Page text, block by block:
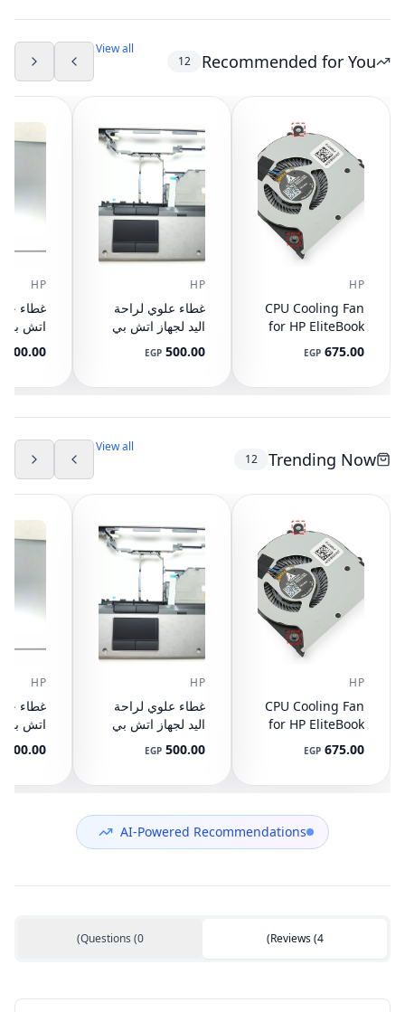
Recommended for You
12
View all
HP
CPU Cooling Fan
for HP EliteBook
745 G3 G4, 840
G3 G4, 848 G3
DC05V 0.50A
675.00
EGP
HP
غطاء علوي لراحة
اليد لجهاز اتش بي
مع تاتش باد
(مستعمل)
500.00
EGP
HP
400.00
Trending Now
12
View all
HP
CPU Cooling Fan
for HP EliteBook
745 G3 G4, 840
G3 G4, 848 G3
DC05V 0.50A
675.00
EGP
HP
غطاء علوي لراحة
اليد لجهاز اتش بي
مع تاتش باد
(مستعمل)
500.00
EGP
HP
400.00
AI-Powered Recommendations
Reviews(4
)
Questions (0
)